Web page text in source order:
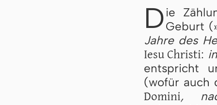
D ie
Geburt
Jahre des
Iesu Christi:
entspricht
(wofür auch
Domini,